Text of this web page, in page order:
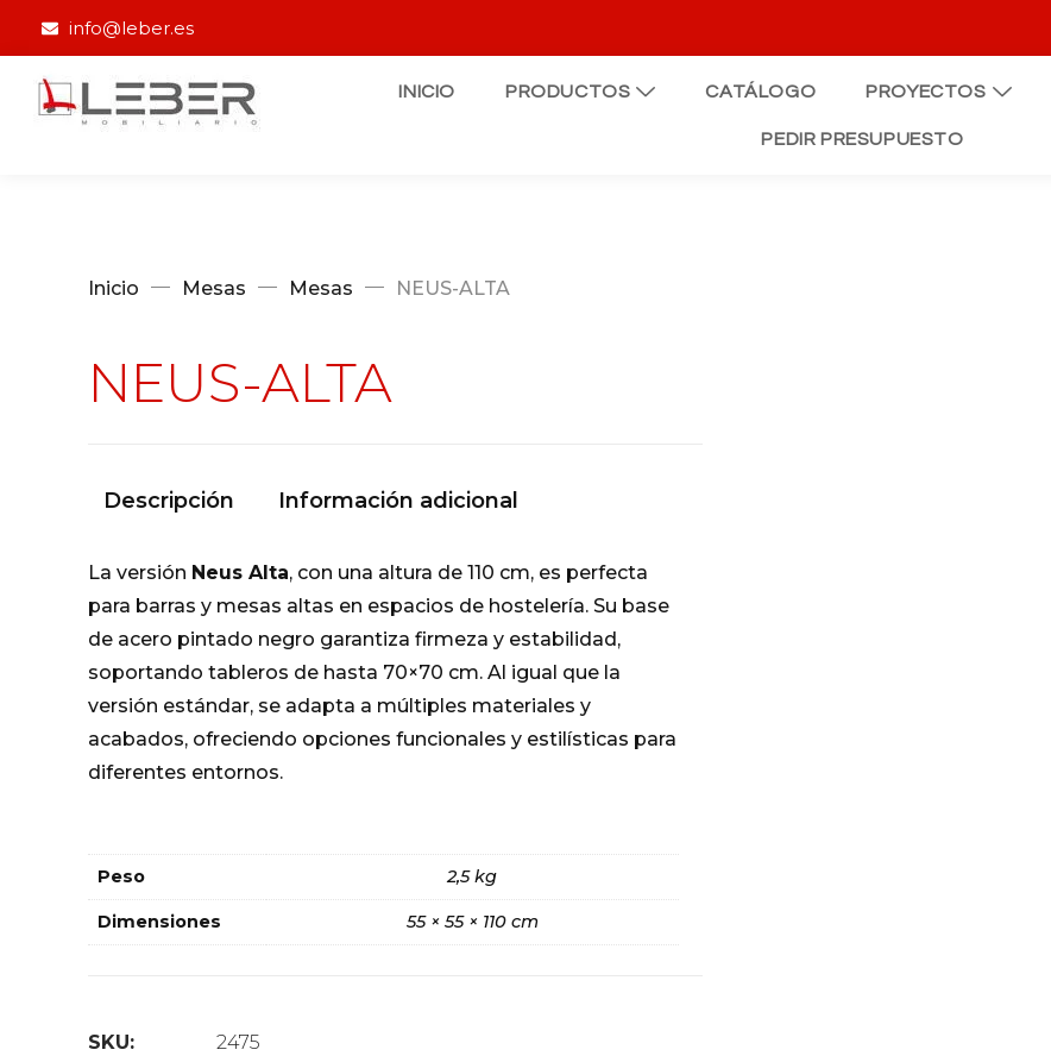
info@leber.es
INICIO PRODUCTOS CATÁLOGO PROYECTOS
PEDIR PRESUPUESTO
Inicio Mesas Mesas NEUS-ALTA
NEUS-ALTA
Descripción Información adicional
La versión Neus Alta, con una altura de 110 cm, es perfecta
para barras y mesas altas en espacios de hostelería. Su base
de acero pintado negro garantiza firmeza y estabilidad,
soportando tableros de hasta 70×70 cm. Al igual que la
versión estándar, se adapta a múltiples materiales y
acabados, ofreciendo opciones funcionales y estilísticas para
diferentes entornos.
Peso 2,5 kg
Dimensiones 55 × 55 × 110 cm
SKU:
2475